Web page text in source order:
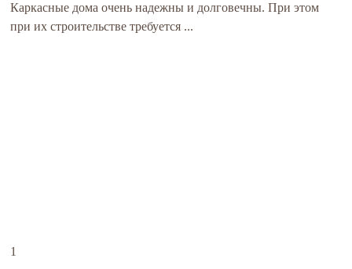
Каркасные дома очень надежны и долговечны. При этом
при их строительстве требуется ...
1